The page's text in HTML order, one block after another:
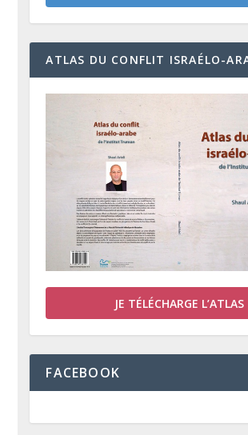
ATLAS DU CONFLIT ISRAÉLO-
JE TÉLÉCHARGE L’ATLAS
FACEBOOK